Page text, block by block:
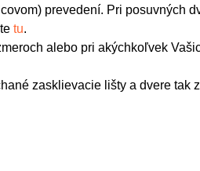
prevedení. Pri posuvných
tu.
alebo pri akýchkoľvek
zasklievacie lišty a dvere tak